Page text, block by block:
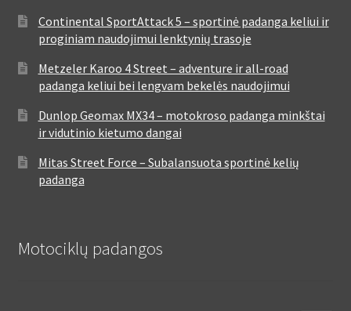
Continental SportAttack 5 – sportinė padanga keliui ir
proginiam naudojimui lenktynių trasoje
Metzeler Karoo 4 Street – adventure ir all-road
padanga keliui bei lengvam bekelės naudojimui
Dunlop Geomax MX34 – motokroso padanga minkštai
ir vidutinio kietumo dangai
Mitas Street Force – Subalansuota sportinė kelių
padanga
Motociklų padangos